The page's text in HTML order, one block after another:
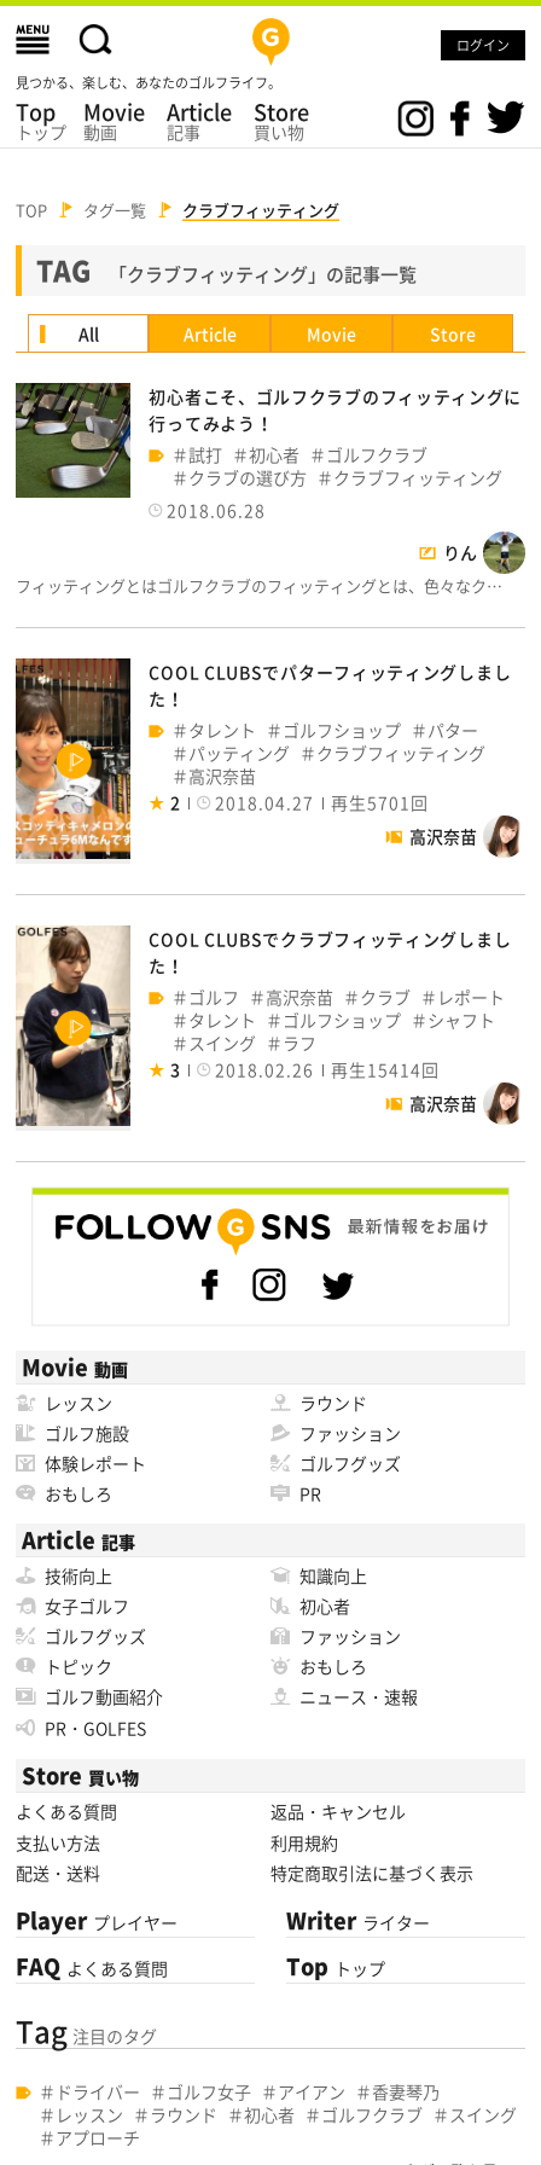
ログイン
見つかる、楽しむ、あなたのゴルフライフ。
Top
トップ
Movie
動画
Article
記事
Store
買い物
TOP タグ一覧 クラブフィッティング
TAG 「クラブフィッティング」の記事一覧
All Article Movie Store
初心者こそ、ゴルフクラブのフィッティングに
行ってみよう！
試打
初心者
ゴルフクラブ
クラブの選び方
クラブフィッティング
2018.06.28
りん
フィッティングとはゴルフクラブのフィッティングとは、色々なク…
COOL CLUBSでパターフィッティングしまし
た！
タレント
ゴルフショップ
パター
パッティング
クラブフィッティング
高沢奈苗
2
2018.04.27
再生5701回
高沢奈苗
COOL CLUBSでクラブフィッティングしまし
た！
ゴルフ
高沢奈苗 クラブ
レポート
タレント
ゴルフショップ
シャフト
スイング
ラフ
3
2018.02.26
再生15414回
高沢奈苗
Movie 動画
レッスン
ラウンド
ゴルフ施設
ファッション
体験レポート
ゴルフグッズ
おもしろ
PR
Article 記事
技術向上
知識向上
女子ゴルフ
初心者
ゴルフグッズ
ファッション
トピック
おもしろ
ゴルフ動画紹介
ニュース・速報
PR・GOLFES
Store 買い物
よくある質問
返品・キャンセル
支払い方法
利用規約
配送・送料
特定商取引法に基づく表示
Player プレイヤー
FAQ よくある質問
Writer ライター
Top トップ
Tag 注目のタグ
ドライバー ゴルフ女子 アイアン
香妻琴乃
レッスン
ラウンド 初心者 ゴルフクラブ
スイング
アプローチ